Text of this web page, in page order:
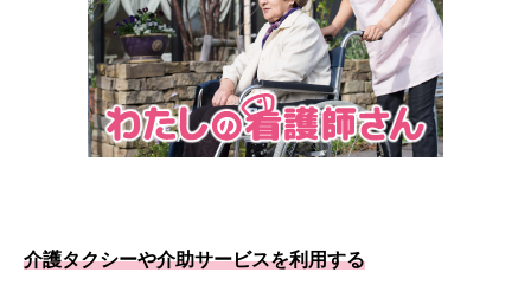
介護タクシーや介助サービスを利用する